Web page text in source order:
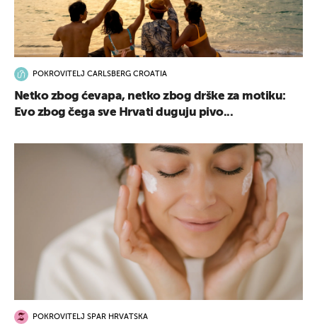
POKROVITELJ CARLSBERG CROATIA
Netko zbog ćevapa, netko zbog drške za motiku:
Evo zbog čega sve Hrvati duguju pivo...
POKROVITELJ SPAR HRVATSKA